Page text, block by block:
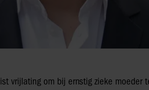
vrijlating om bij ernstig zieke moeder